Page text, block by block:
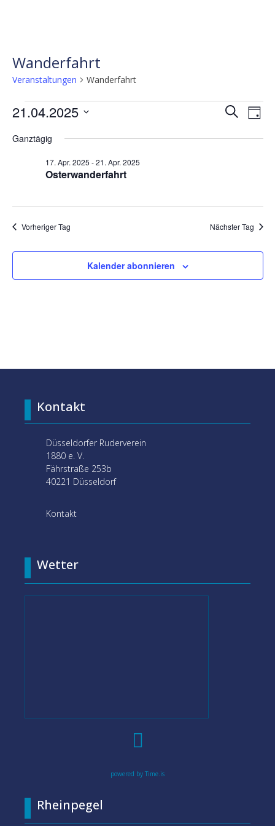
Wanderfahrt
Veranstaltungen Wanderfahrt
Veranstaltungen
21.
2025
SucheTag
21.04.2025
wählen.
Ganztägig
Osterwanderfahrt
17. Apr. 2025 -21. Apr. 2025
Vorheriger Tag Nächster Tag
Kalender abonnieren
Kontakt
Düsseldorfer Ruderverein
1880 e. V.
Fährstraße 253b
40221 Düsseldorf
Kontakt
Wetter

powered by Time.is
Rheinpegel